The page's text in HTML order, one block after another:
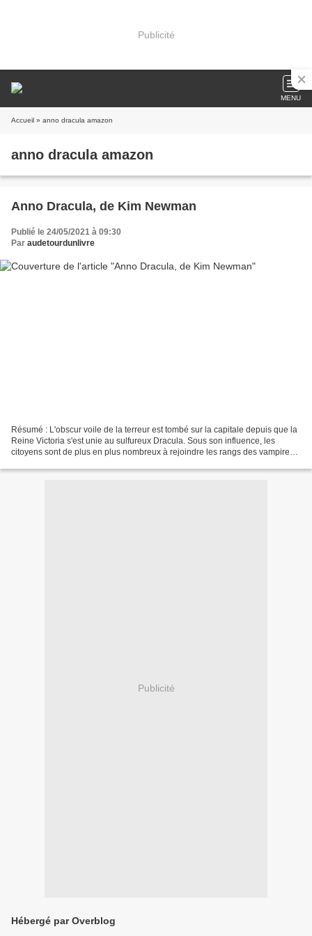
Publicité
MENU
Accueil » anno dracula amazon
anno dracula amazon
Anno Dracula, de Kim Newman
Publié le 24/05/2021 à 09:30
Par audetourdunlivre
Résumé : L'obscur voile de la terreur est tombé sur la capitale depuis que la
Reine Victoria s'est unie au sulfureux Dracula. Sous son influence, les
citoyens sont de plus en plus nombreux à rejoindre les rangs des vampires,
Publicité
Hébergé par Overblog